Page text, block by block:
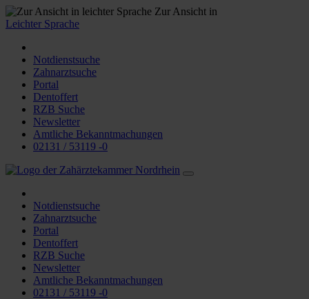
Zur Ansicht in
Leichter Sprache
Notdienstsuche
Zahnarztsuche
Portal
Dentoffert
RZB Suche
Newsletter
Amtliche Bekanntmachungen
02131 / 53119 -0
Notdienstsuche
Zahnarztsuche
Portal
Dentoffert
RZB Suche
Newsletter
Amtliche Bekanntmachungen
02131 / 53119 -0